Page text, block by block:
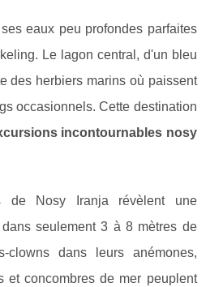
eaux peu profondes parfaites
Le lagon central, d'un bleu
des herbiers marins où paissent
occasionnels. Cette destination
incontournables nosy
de Nosy Iranja révèlent une
seulement 3 à 8 mètres de
clowns dans leurs anémones,
et concombres de mer peuplent